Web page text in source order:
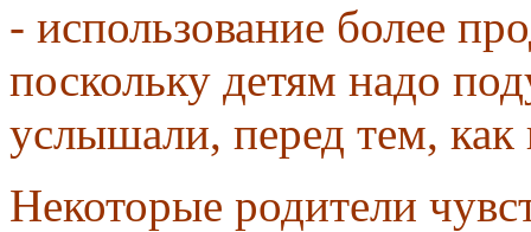
- использование более
поскольку детям надо
услышали, перед тем, как
Некоторые родители